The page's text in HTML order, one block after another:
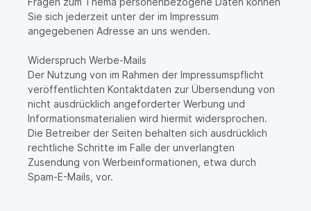
Sie sich jederzeit unter der im Impressum
angegebenen Adresse an uns wenden.
Widerspruch Werbe-Mails
Der Nutzung von im Rahmen der Impressumspflicht
veröffentlichten Kontaktdaten zur Übersendung von
nicht ausdrücklich angeforderter Werbung und
Informationsmaterialien wird hiermit widersprochen.
Die Betreiber der Seiten behalten sich ausdrücklich
rechtliche Schritte im Falle der unverlangten
Zusendung von Werbeinformationen, etwa durch
Spam-E-Mails, vor.